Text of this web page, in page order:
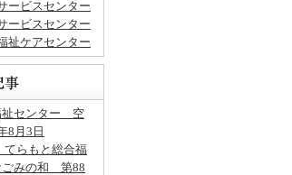
ービスセンター
ービスセンター
祉ケアセンター
祉センター 空
8月3日
らもと総合福
みの和 第88